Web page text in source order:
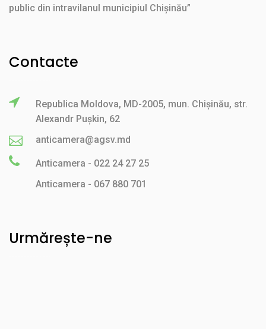
public din intravilanul municipiul Chișinău”
Contacte
Republica Moldova, MD-2005, mun. Chișinău, str.
Alexandr Pușkin, 62
anticamera@agsv.md
Anticamera - 022 24 27 25
Anticamera - 067 880 701
Urmărește-ne